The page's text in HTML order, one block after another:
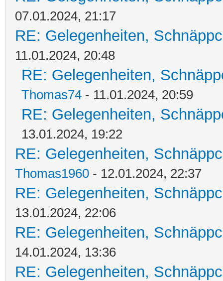
07.01.2024, 21:17
RE: Gelegenheiten,
11.01.2024, 20:48
RE: Gelegenheiten,
Thomas74 - 11.01.2024, 20:59
RE: Gelegenheiten,
13.01.2024, 19:22
RE: Gelegenheiten,
Thomas1960 - 12.01.2024, 22:37
RE: Gelegenheiten,
13.01.2024, 22:06
RE: Gelegenheiten,
14.01.2024, 13:36
RE: Gelegenheiten,